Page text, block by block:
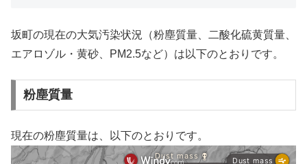
坂町の現在の大気汚染状況（粉塵質量、二酸化硫黄質量、
エアロゾル・黄砂、PM2.5など）は以下のとおりです。
粉塵質量
現在の粉塵質量は、以下のとおりです。